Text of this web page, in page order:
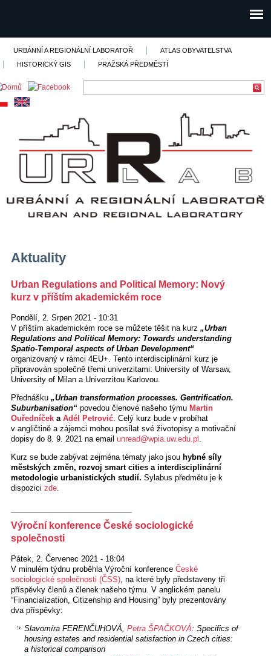
URBÁNNÍ A REGIONÁLNÍ LABORATOŘ
ATLAS OBYVATELSTVA
HISTORICKÝ GIS
PRAŽSKÁ PŘEDMĚSTÍ
Aktuality
Urban Regulations and Political Memory: Nový
kurz v příštím akademickém roce
Pondělí, 2. Srpen 2021 - 10:31
V příštím akademickém roce se můžete těšit na kurz „Urban
Regulations and Political Memory: Towards understanding
Spatio-Temporal aspects of Urban Development“
organizovaný v rámci 4EU+. Tento interdisciplinární kurz je
připravován společně třemi univerzitami: University of Warsaw,
University of Milan a Univerzitou Karlovou.
Přednášku„Urban transformation processes. Gentrification.
Suburbanisation“ povedou členové našeho týmu Martin
Ouředníčeka Adél Petrović. Celý kurz bude v probíhat
v angličtině a zájemci mohou posílat své životopisy a motivační
dopisy do 8. 9. 2021 na email unread@wpia.uw.edu.pl .
Kurz se bude zabývat zejména tématy jako jsou hybné síly
městských změn, rozvoj smart cities a interdisciplinární
metodologie urbanistických studií. Sylabus předmětu je k
dispozici zde.
Výroční konference České sociologické
společnosti
Pátek, 2. Červenec 2021 - 18:04
V minulém týdnu proběhla Výroční konference České
sociologické společnosti (ČSS), na které byly představeny tři
příspěvky členů a členek našeho týmu. V anglickém panelu
“Financialization, Citizenship and Housing” byly prezentovány
dva příspěvky:
Slavomíra FERENČUHOVÁ, Petra ŠPAČKOVÁ: Specifics of
housing estates and residential satisfaction in Czech cities:
a historical comparison